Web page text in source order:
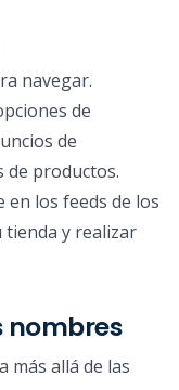
navegar.
de
de
de productos.
los feeds de los
y realizar
nombres
más allá de las